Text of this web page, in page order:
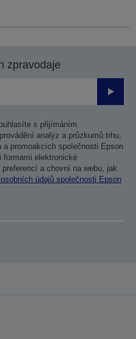
zpravodaje
s přijímáním
analýz a průzkumů trhu,
promoakcích společnosti Epson
formami elektronické
a chovní na webu, jak
údajů společnosti Epson